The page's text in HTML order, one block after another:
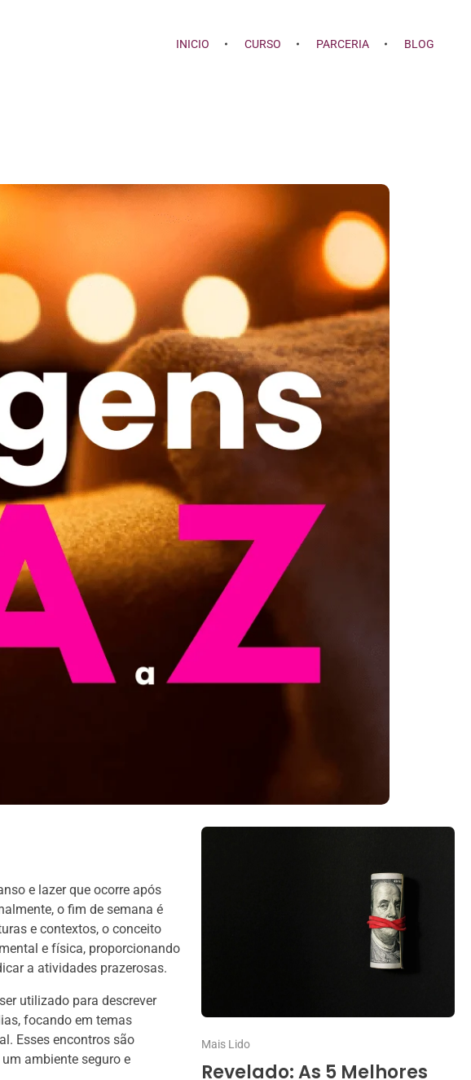
INICIO CURSO PARCERIA BLOG
e lazer que ocorre após
o fim de semana é
e contextos, o conceito
e física, proporcionando
a atividades prazerosas.
utilizado para descrever
focando em temas
Esses encontros são
ambiente seguro e
Mais Lido
Revelado: As 5 Melhores